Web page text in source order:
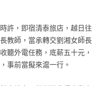
許，即宿清泰旅店，越日往
教師，當承轉交劉湘女師長
聽外電任務，底薪五十元，
事前當擬來滬一行。